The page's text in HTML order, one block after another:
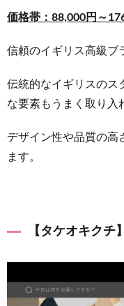
るセレ
ョップ
【トゥ
モロー
ド】日
メリカ
とヨー
価格帯：88,000円～
信頼のイギリス高級ブ
伝統的なイギリスのス
な要素もうまく取り入
デザイン性や品質の高
ます。
【タケオキクチ